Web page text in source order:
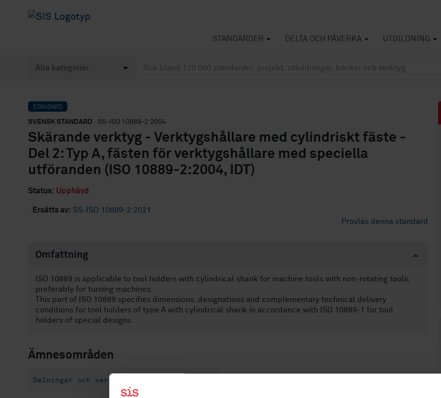
STANDARDER DELTA OCH PÅVERKA UTBILDNING
STANDARD
SVENSK STANDARD · SS-ISO 10889-2:2004
Skärande verktyg - Verktygshållare med cylindriskt fäste -
Del 2: Typ A, fästen för verktygshållare med speciella
utföranden (ISO 10889-2:2004, IDT)
Status: Upphävd
· Ersätts av: SS-ISO 10889-2:2021
Provläs denna standard
Omfattning
ISO 10889 is applicable to tool holders with cylindrical shank for machine tools with non-rotating tools,
preferably for turning machines.
This part of ISO 10889 specifies dimensions, designations and complementary technical delivery
conditions for tool holders of type A with cylindrical shank in accordance with ISO 10889-1 for tool
holders of special designs.
Ämnesområden
Delningar och verktygshållare (25.060.20)